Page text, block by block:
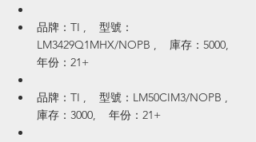
品牌：TI ,    型號：
LM3429Q1MHX/NOPB ,    庫存：5000,
年份：21+
品牌：TI ,    型號：LM50CIM3/NOPB ,
庫存：3000,    年份：21+